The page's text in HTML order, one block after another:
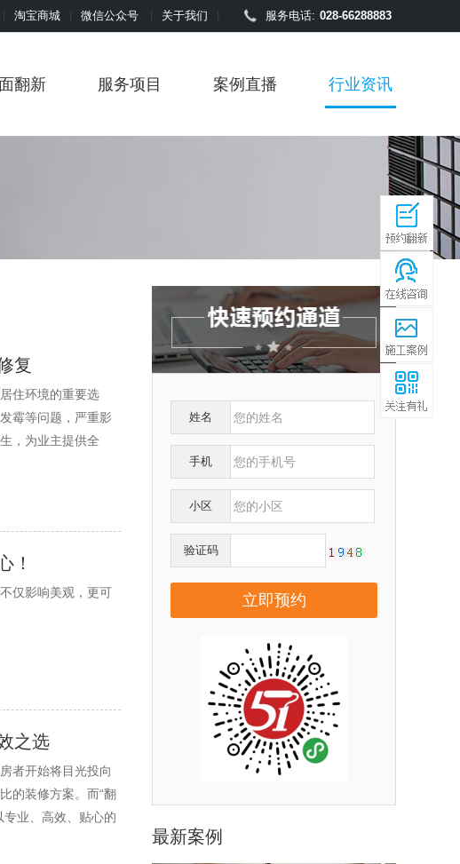
淘宝商城 微信公众号 关于我们 服务电话: 028-66288883
翻新 服务项目 案例直播 行业资讯
复
住环境的重要选
霉等问题，严重影
，为业主提供全
！
仅影响美观，更可
之选
者开始将目光投向
的装修方案。而“翻
业、高效、贴心的
姓名
手机
小区
验证码
最新案例